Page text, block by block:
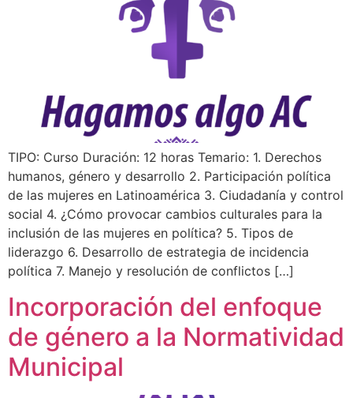
TIPO: Curso Duración: 12 horas Temario: 1. Derechos
humanos, género y desarrollo 2. Participación política
de las mujeres en Latinoamérica 3. Ciudadanía y control
social 4. ¿Cómo provocar cambios culturales para la
inclusión de las mujeres en política? 5. Tipos de
liderazgo 6. Desarrollo de estrategia de incidencia
política 7. Manejo y resolución de conflictos […]
Incorporación del enfoque
de género a la Normatividad
Municipal